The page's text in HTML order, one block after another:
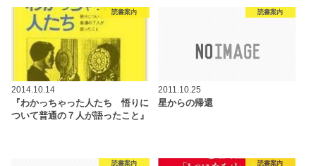
読書案内
2014.10.14
『わかっちゃった人たち 悟りに
ついて普通の７人が語ったこと』
読書案内
2011.10.25
星からの帰還
読書案内 読書案内